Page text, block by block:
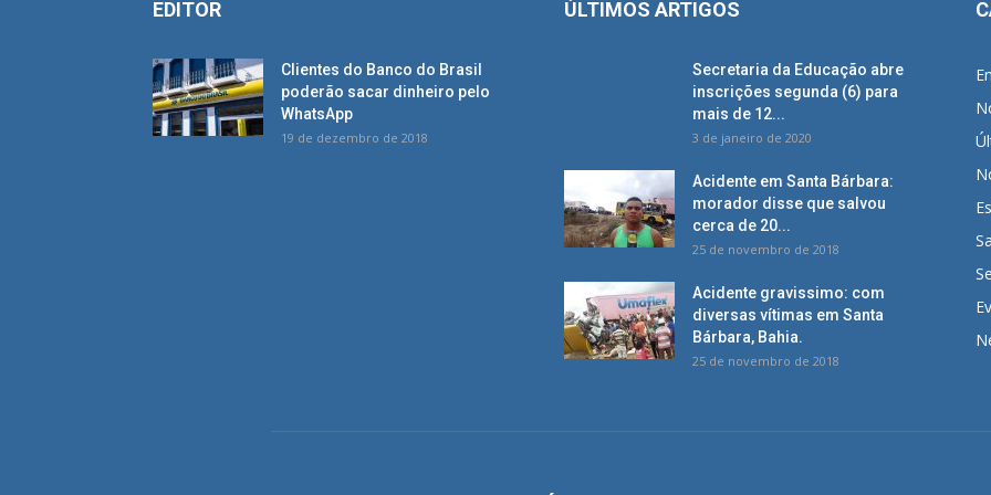
EDITOR
Clientes do Banco do Brasil
poderão sacar dinheiro pelo
WhatsApp
19 de dezembro de 2018
ÚLTIMOS ARTIGOS
Secretaria da Educação abre
inscrições segunda (6) para
mais de 12...
3 de janeiro de 2020
Acidente em Santa Bárbara:
morador disse que salvou
cerca de 20...
25 de novembro de 2018
Acidente gravissimo: com
diversas vítimas em Santa
Bárbara, Bahia.
25 de novembro de 2018